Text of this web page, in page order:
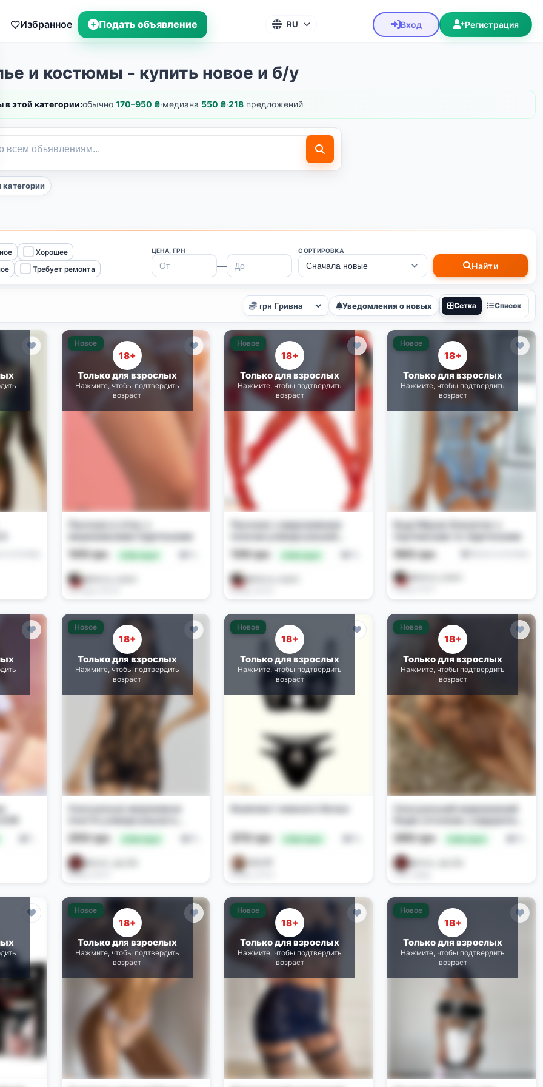
Избранное Подать объявление RU Вход Регистрация
и костюмы - купить новое и б/у
в этой категории:обычно 170–950 ₴·медиана 550 ₴·218 предложений
категории
Хорошее
Требует ремонта
ЦЕНА, ГРН
—
СОРТИРОВКА
Найти
Уведомления о новых Сетка Список
Новое
18+
Только для взрослых
Нажмите, чтобы подтвердить
возраст
Панчохи в сітку з
мереживними підв'язками
149 грн 🔥 Выгодно
@darya_zayko
Сегодня, 00:03
Новое
18+
Только для взрослых
Нажмите, чтобы подтвердить
возраст
Панчохи з мереживним
розмір
139 грн 🔥 Выгодно
@darya_zayko
Вчера, 03:32
Новое
18+
Только для взрослых
Нажмите, чтобы подтвердить
возраст
Боді Міраж блакитне з
підтяжками та підв'язками
560 грн
@darya_zayko
Вчера, 03:31
M
Новое
18+
Только для взрослых
Нажмите, чтобы подтвердить
возраст
Сексуальне мереживне
розміру XS/M
250 грн 🔥 Выгодно
@tovar_opt_Biz
Вчера, 00:07
Новое
18+
Только для взрослых
Нажмите, чтобы подтвердить
возраст
Комплект нижнего белья
370 грн 🔥 Выгодно
Вчера, 22:03
Новое
18+
Только для взрослых
Нажмите, чтобы подтвердить
возраст
Сексуальний мереживний
доступом
290 грн 🔥 Выгодно
@tovar_opt_Biz
2 дн. назад
Новое
18+
Только для взрослых
Нажмите, чтобы подтвердить
возраст
Новое
18+
Только для взрослых
Нажмите, чтобы подтвердить
возраст
Новое
18+
Только для взрослых
Нажмите, чтобы подтвердить
возраст